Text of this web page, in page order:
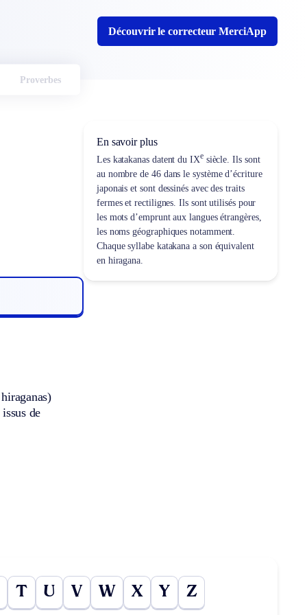
Découvrir le correcteur MerciApp
Proverbes
de
En savoir plus
Les katakanas datent du IXesiècle. Ils sont
au nombre de 46 dans le système d’écriture
japonais et sont dessinés avec des traits
fermes et rectilignes. Ils sont utilisés pour
les mots d’emprunt aux langues étrangères,
les noms géographiques notamment.
Chaque syllabe katakana a son équivalent
en hiragana.
T U V W X Y Z